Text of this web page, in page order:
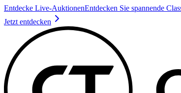
Entdecke Live-AuktionenEntdecken Sie spannende
Jetzt entdecken